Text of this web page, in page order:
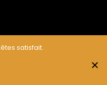
satisfait.